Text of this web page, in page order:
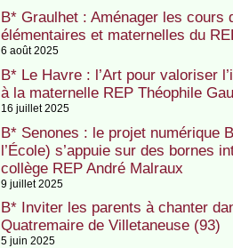
B* Graulhet : Aménager les
élémentaires et maternelles du
6 août 2025
B* Le Havre : l’Art pour valoriser
à la maternelle REP Théophile
16 juillet 2025
B* Senones : le projet numérique
l’École) s’appuie sur des bornes
collège REP André Malraux
9 juillet 2025
B* Inviter les parents à chanter
Quatremaire de Villetaneuse (93)
5 juin 2025